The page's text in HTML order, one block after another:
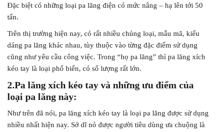
Đặc biệt có những loại pa lăng điện có mức nâng – hạ lên tới 50
tấn.
Trên thị trường hiện nay, có rất nhiều chủng loại, mẫu mã, kiểu
dáng pa lăng khác nhau, tùy thuộc vào từng đặc điểm sử dụng
cũng như yêu cầu công việc. Trong “họ pa lăng” thì pa lăng xích
kéo tay là loại phổ biến, có số lượng rất lớn.
2.Pa lăng xích kéo tay và những ưu điểm của
loại pa lăng này:
Như trên đã nói, pa lăng xích kéo tay là loại pa lăng được sử dụng
nhiều nhất hiện nay. Sở dĩ nó được người tiêu dùng ưa chuộng là